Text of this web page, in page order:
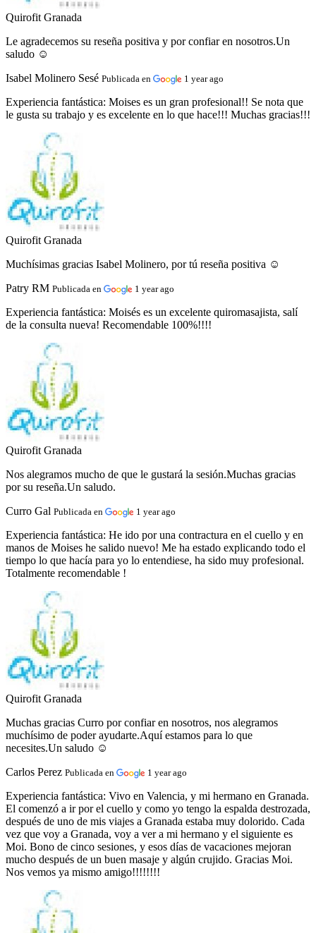
Quirofit Granada
Le agradecemos su reseña positiva y por confiar en nosotros.Un
saludo ☺️
Isabel Molinero Sesé Publicada en 1 year ago
Experiencia fantástica: Moises es un gran profesional!! Se nota que
le gusta su trabajo y es excelente en lo que hace!!! Muchas gracias!!!
Quirofit Granada
Muchísimas gracias Isabel Molinero, por tú reseña positiva ☺️
Patry RM Publicada en 1 year ago
Experiencia fantástica: Moisés es un excelente quiromasajista, salí
de la consulta nueva! Recomendable 100%!!!!
Quirofit Granada
Nos alegramos mucho de que le gustará la sesión.Muchas gracias
por su reseña.Un saludo.
Curro Gal Publicada en 1 year ago
Experiencia fantástica: He ido por una contractura en el cuello y en
manos de Moises he salido nuevo! Me ha estado explicando todo el
tiempo lo que hacía para yo lo entendiese, ha sido muy profesional.
Totalmente recomendable !
Quirofit Granada
Muchas gracias Curro por confiar en nosotros, nos alegramos
muchísimo de poder ayudarte.Aquí estamos para lo que
necesites.Un saludo ☺️
Carlos Perez Publicada en 1 year ago
Experiencia fantástica: Vivo en Valencia, y mi hermano en Granada.
El comenzó a ir por el cuello y como yo tengo la espalda destrozada,
después de uno de mis viajes a Granada estaba muy dolorido. Cada
vez que voy a Granada, voy a ver a mi hermano y el siguiente es
Moi. Bono de cinco sesiones, y esos días de vacaciones mejoran
mucho después de un buen masaje y algún crujido. Gracias Moi.
Nos vemos ya mismo amigo!!!!!!!!